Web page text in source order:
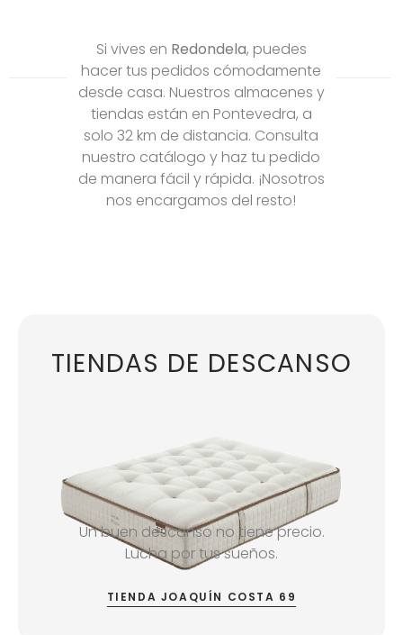
Si vives en Redondela, puedes
hacer tus pedidos cómodamente
desde casa. Nuestros almacenes y
tiendas están en Pontevedra, a
solo 32 km de distancia. Consulta
nuestro catálogo y haz tu pedido
de manera fácil y rápida. ¡Nosotros
nos encargamos del resto!
TIENDAS DE DESCANSO
Un buen descanso no tiene precio.
Lucha por tus sueños.
TIENDA JOAQUÍN COSTA 69